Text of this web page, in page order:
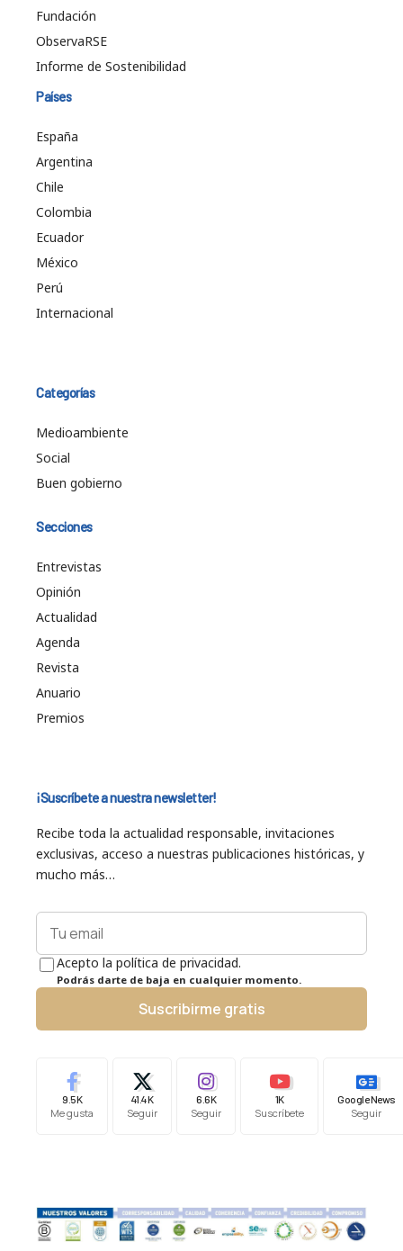
Fundación
ObservaRSE
Informe de Sostenibilidad
Países
España
Argentina
Chile
Colombia
Ecuador
México
Perú
Internacional
Categorías
Medioambiente
Social
Buen gobierno
Secciones
Entrevistas
Opinión
Actualidad
Agenda
Revista
Anuario
Premios
¡Suscríbete a nuestra newsletter!
Recibe toda la actualidad responsable, invitaciones
exclusivas, acceso a nuestras publicaciones históricas, y
mucho más…
Acepto la política de privacidad.
Podrás darte de baja en cualquier momento.
Suscribirme gratis
9.5K
Me gusta
41.4K
Seguir
6.6K
Seguir
1K
Suscríbete
Google News
Seguir